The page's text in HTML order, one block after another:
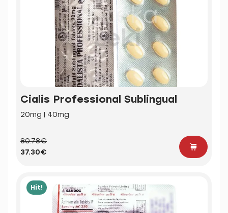
Cialis Professional Sublingual
20mg | 40mg
80.78€
37.30€
Hit!